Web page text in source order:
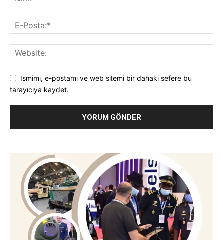
Ismimi, e-postamı ve web sitemi bir dahaki sefere bu
tarayıcıya kaydet.